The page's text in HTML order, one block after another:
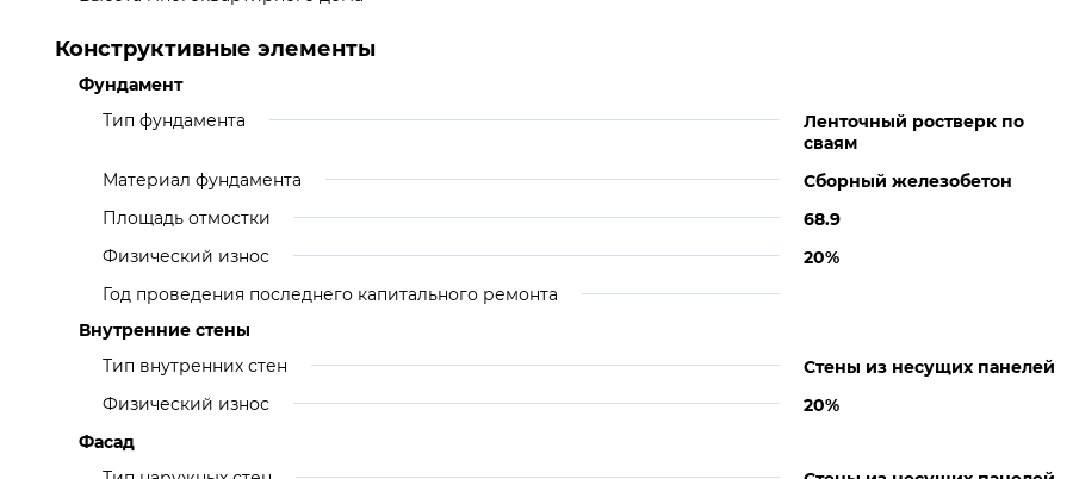
Конструктивные элементы
Фундамент
Тип фундамента
Ленточный ростверк по
сваям
Материал фундамента
Сборный железобетон
Площадь отмостки
68.9
Физический износ
20%
Год проведения последнего капитального ремонта
Внутренние стены
Тип внутренних стен
Стены из несущих панелей
Физический износ
20%
Фасад